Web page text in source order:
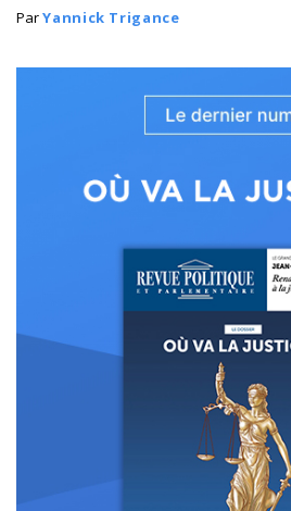
ParYannick Trigance